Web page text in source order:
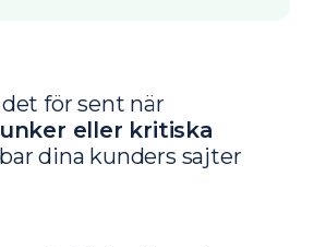
för sent när
eller kritiska
dina kunders sajter